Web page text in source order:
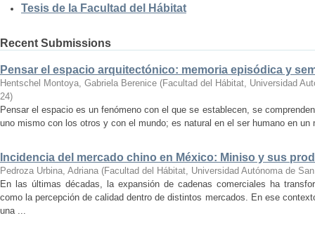
Tesis de la Facultad del Hábitat
Recent Submissions
Pensar el espacio arquitectónico: memoria episódica y
Hentschel Montoya, Gabriela Berenice (Facultad del Hábitat, Universidad
24)
Pensar el espacio es un fenómeno con el que se establecen, se
uno mismo con los otros y con el mundo; es natural en el ser humano en
Incidencia del mercado chino en México: Miniso y sus
Pedroza Urbina, Adriana (Facultad del Hábitat, Universidad Autónoma de
En las últimas décadas, la expansión de cadenas comerciales ha
como la percepción de calidad dentro de distintos mercados. En ese
una ...